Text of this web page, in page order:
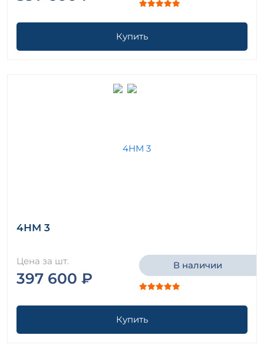
Купить
4НМ 3
Цена за шт.
397 600 ₽
В наличии
Купить